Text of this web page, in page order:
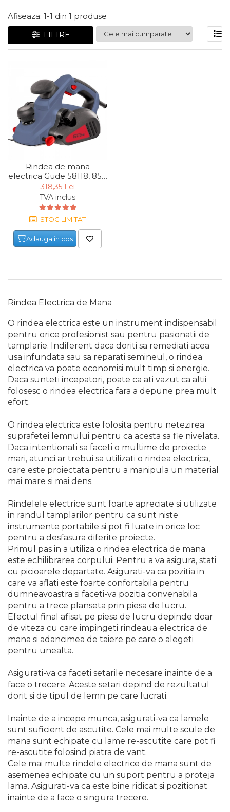
Articole Pentru Gradina
Accesorii Bucatarie
Cabluri Incalzitoare cu
Termostat
Alarme Casa
Accesorii Baie
Accesorii Telefoane
Casti Audio
Accesorii Laptop & PC
Ultrasunete
Cutii Depozitare
Chinga & Suport Mobila
Maturi, Mopuri, Galeti &
Cantare
Baterii & Acumulatori
Baterii AAA
Baterii AA
Corpuri de Iluminat
Proiectoare
Iluminare Led
Lampi
Auto
Tester de Tensiune
Decalimetru Pneumatic si
Manual
Manometru
Antifurt Bicicleta
Densimetru
Accesorii Auto
Tester Baterie Auto
Presa Arc
Cheie Roti
Cheie Bujii
Cheie Filtru Ulei
Pat Mobil Auto
Cric Hidraulic
Set / trusa chei tubulare
Chei Tubulare
Multimetru Digital
Bara Tractare Auto
Afiseaza: 1-1 din 1 produse
FILTRE
Rindea de mana
electrica Gude 58118, 850
W, 82 mm
318,35 Lei
TVA inclus
STOC LIMITAT
Adauga in cos
Rindea Electrica de Mana
O rindea electrica este un instrument indispensabil
pentru orice profesionist sau pentru pasionatii de
tamplarie. Indiferent daca doriti sa remediati acea
usa infundata sau sa reparati semineul, o rindea
electrica va poate economisi mult timp si energie.
Daca sunteti incepatori, poate ca ati vazut ca altii
folosesc o rindea electrica fara a depune prea mult
efort.
O rindea electrica este folosita pentru netezirea
suprafetei lemnului pentru ca acesta sa fie nivelata.
Daca intentionati sa faceti o multime de proiecte
mari, atunci ar trebui sa utilizati o rindea electrica,
care este proiectata pentru a manipula un material
mai mare si mai dens.
Rindelele electrice sunt foarte apreciate si utilizate
in randul tamplarilor pentru ca sunt niste
instrumente portabile si pot fi luate in orice loc
pentru a desfasura diferite proiecte.
Primul pas in a utiliza o rindea electrica de mana
este echilibrarea corpului. Pentru a va asigura, stati
cu picioarele departate. Asigurati-va ca pozitia in
care va aflati este foarte confortabila pentru
dumneavoastra si faceti-va pozitia convenabila
pentru a trece planseta prin piesa de lucru.
Efectul final afisat pe piesa de lucru depinde doar
de viteza cu care impingeti rindeaua electrica de
mana si adancimea de taiere pe care o alegeti
pentru unealta.
Asigurati-va ca faceti setarile necesare inainte de a
face o trecere. Aceste setari depind de rezultatul
dorit si de tipul de lemn pe care lucrati.
Inainte de a incepe munca, asigurati-va ca lamele
sunt suficient de ascutite. Cele mai multe scule de
mana sunt echipate cu lame re-ascutite care pot fi
re-ascutite folosind piatra de vant.
Cele mai multe rindele electrice de mana sunt de
asemenea echipate cu un suport pentru a proteja
lama. Asigurati-va ca este bine ridicat si pozitionat
inainte de a face o singura trecere.